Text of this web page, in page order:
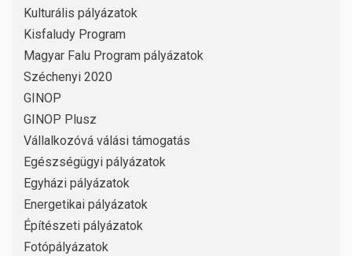
Kulturális pályázatok
Kisfaludy Program
Magyar Falu Program pályázatok
Széchenyi 2020
GINOP
GINOP Plusz
Vállalkozóvá válási támogatás
Egészségügyi pályázatok
Egyházi pályázatok
Energetikai pályázatok
Építészeti pályázatok
Fotópályázatok